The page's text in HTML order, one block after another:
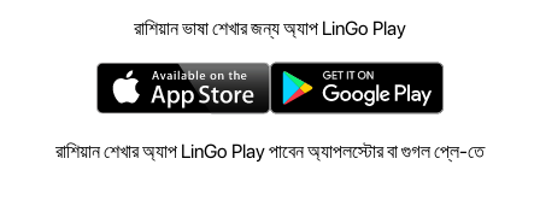
রাশিয়ান ভাষা শেখার জন্য অ্যাপ LinGo Play
রাশিয়ান শেখার অ্যাপ LinGo Play পাবেন অ্যাপলস্টোর বা গুগল প্লে-তে